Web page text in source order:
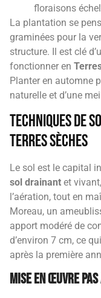
floraisons
La plantation se
graminées pour la
structure. Il est clé
fonctionner en
Planter en automne
naturelle et d’une
Techniques de
Terres Sèches
Le sol est le capital
sol drainant et
l’aération, tout en
Moreau, un
apport modéré de
d’environ 7 cm, ce
après la première
Mise en œuvre pas